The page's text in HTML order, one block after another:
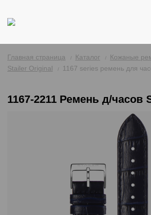
Главная страница Каталог
Кожаные
Stailer Original
1167 series ремень для
1167-2211 Ремень д/часов